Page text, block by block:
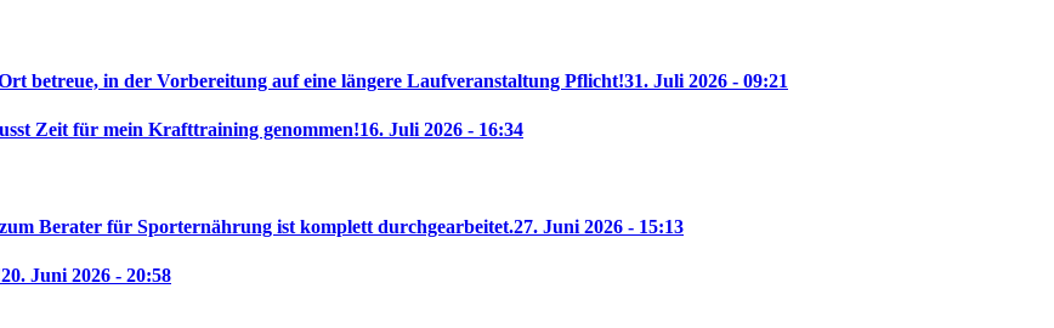
betreue, in der Vorbereitung auf eine längere Laufveranstaltung Pflicht!31. Juli 2026 - 09:21
Zeit für mein Krafttraining genommen!16. Juli 2026 - 16:34
Berater für Sporternährung ist komplett durchgearbeitet.27. Juni 2026 - 15:13
20. Juni 2026 - 20:58